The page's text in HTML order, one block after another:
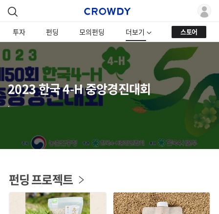
투자 펀딩 모의펀딩 더보기 스토어
2023 한국 4-H 중앙경진대회
.
펀딩 프로젝트